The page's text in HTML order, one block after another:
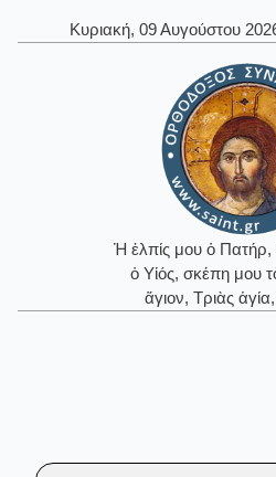
Κυριακή, 09 Αυγούστου
Ἡ ἐλπίς μου ὁ
ὁ Υἱός, σκέπη μου
ἅγιον, Τριὰς